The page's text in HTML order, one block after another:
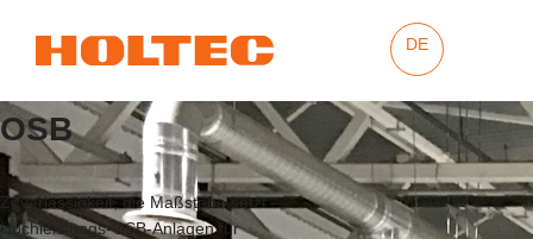
DE
OSB
Zuverlässigkeit, die Maßstäbe setzt –
Hochleistungs-OSB-Anlagen für